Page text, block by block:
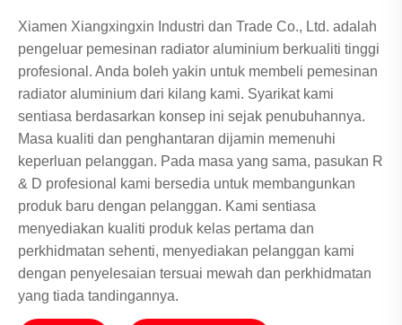
Xiamen Xiangxingxin Industri dan Trade Co., Ltd. adalah
pengeluar pemesinan radiator aluminium berkualiti tinggi
profesional. Anda boleh yakin untuk membeli pemesinan
radiator aluminium dari kilang kami. Syarikat kami
sentiasa berdasarkan konsep ini sejak penubuhannya.
Masa kualiti dan penghantaran dijamin memenuhi
keperluan pelanggan. Pada masa yang sama, pasukan R
& D profesional kami bersedia untuk membangunkan
produk baru dengan pelanggan. Kami sentiasa
menyediakan kualiti produk kelas pertama dan
perkhidmatan sehenti, menyediakan pelanggan kami
dengan penyelesaian tersuai mewah dan perkhidmatan
yang tiada tandingannya.